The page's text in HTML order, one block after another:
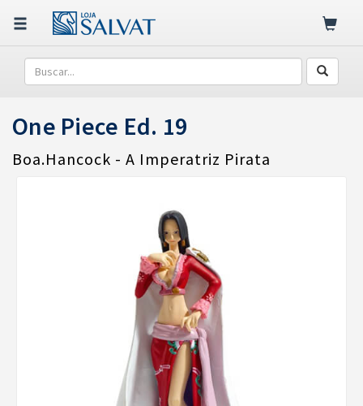
One Piece Ed. 19
Boa.Hancock - A Imperatriz Pirata